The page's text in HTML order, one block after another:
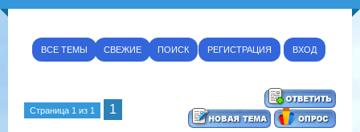
ВСЕ ТЕМЫ СВЕЖИЕ ПОИСК РЕГИСТРАЦИЯ ВХОД
Страница 1 из 1 1